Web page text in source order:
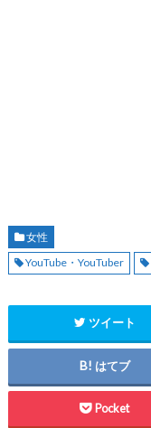
女性
YouTube・YouTuber
ツイート
はてブ
Pocket